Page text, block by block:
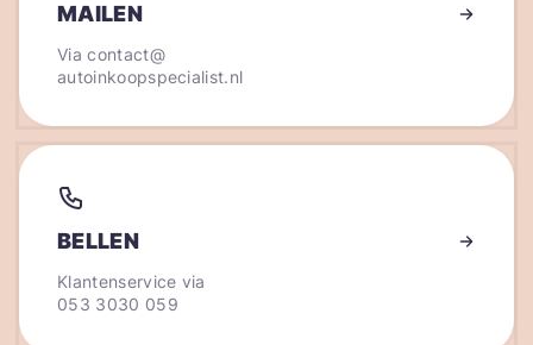
MAILEN
Viacontact@
autoinkoopspecialist.nl
BELLEN
Klantenservice via
053 3030 059